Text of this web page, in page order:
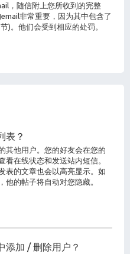
，随信附上您所收到的完整
非常重要，因为其中包含了
)。他们会受到相应的处罚。
表？
其他用户。您的好友会在您的
看在线状态和发送站内短信。
表的文章也会以高亮显示。如
他的帖子将自动对您隐藏。
添加 / 删除用户？